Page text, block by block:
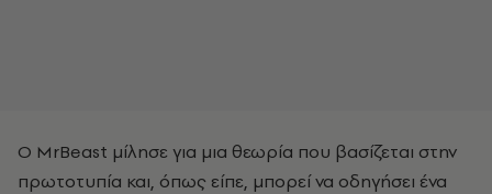
Ο MrBeast μίλησε για μια θεωρία που βασίζεται στην
πρωτοτυπία και, όπως είπε, μπορεί να οδηγήσει ένα